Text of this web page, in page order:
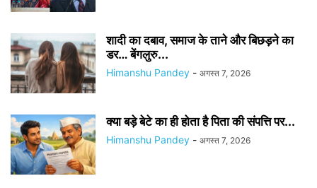
शादी का दबाव, समाज के ताने और बिछड़ने का
डर… बेंगलुरु...
Himanshu Pandey - अगस्त 7, 2026
क्या बड़े बेटे का ही होता है पिता की संपत्ति पर...
Himanshu Pandey - अगस्त 7, 2026